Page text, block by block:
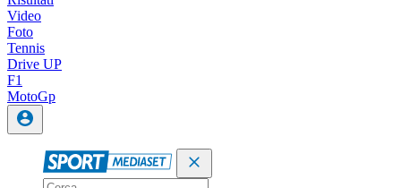
Video
Foto
Tennis
Drive UP
F1
MotoGp